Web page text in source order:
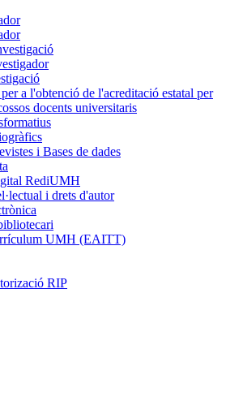
a l'obtenció de l'acreditació estatal per
docents universitaris
i Bases de dades
RediUMH
i drets d'autor
UMH (EAITT)
RIP